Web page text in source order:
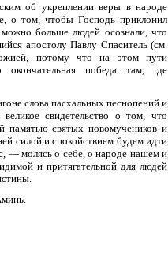
об укреплении веры в народе
о том, чтобы Господь приклонил
больше людей осознали, что
апостолу Павлу Спаситель (см.
потому что на этом пути
победа там, где
слова пасхальных песнопений и
свидетельство о том, что
памятью святых новомучеников и
силой и спокойствием будем идти
— молясь о себе, о народе нашем и
и притягательной для людей